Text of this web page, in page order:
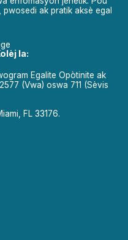
ak pratik aksè egal
la:
Egalite Opòtinite ak
(Vwa) oswa 711 (Sèvis
FL 33176.